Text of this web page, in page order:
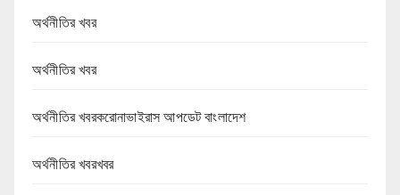
অর্থনীতির খবর
অর্থনীতির খবর
অর্থনীতির খবরকরোনাভাইরাস আপডেট বাংলাদেশ
অর্থনীতির খবরখবর